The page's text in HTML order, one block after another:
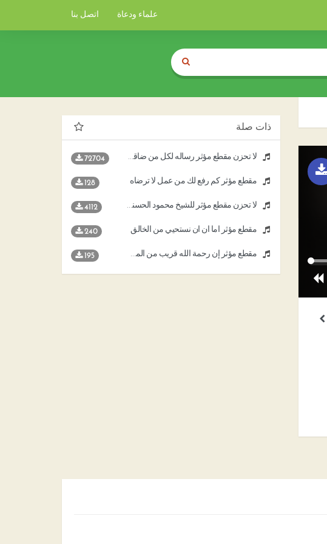
علماء ودعاة اتصل بنا
ذات صلة
لا تحزن مقطع مؤثر رساله لكل من ضاقت به الدنيا 72704
مقطع مؤثر كم رفع لك من عمل لا ترضاه 128
لا تحزن مقطع مؤثر للشيخ محمود الحسنات 4112
مقطع مؤثر أما آن أن نستحيي من الخالق 240
مقطع مؤثر إن رحمة الله قريب من المحسنين 195